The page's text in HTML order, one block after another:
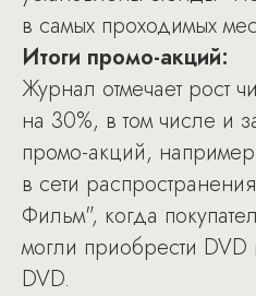
в самых проходимых
Итоги промо-акций:
Журнал отмечает рост
на 30%, в том числе и
промо-акций,
в сети
Фильм", когда
могли приобрести
DVD.